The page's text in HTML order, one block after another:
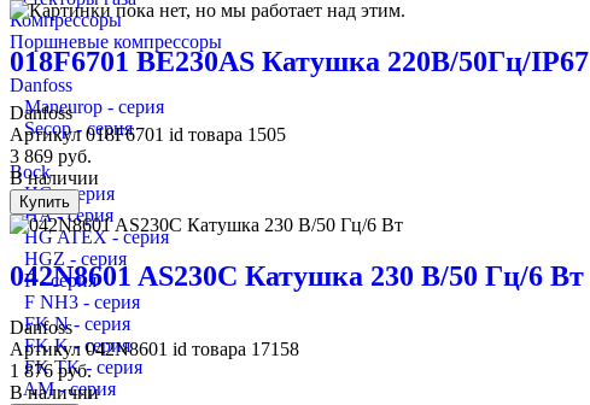
Компрессоры
Поршневые компрессоры
Danfoss
Maneurop - серия
Secop - серия
Bock
HG - серия
HA - серия
HG ATEX - серия
HGZ - серия
F - серия
F NH3 - серия
FK N - серия
FK K - серия
FK TK - серия
AM - серия
018F6701 BE230AS Катушка 220В/50Гц/IP67
Danfoss
Артикул018F6701 id товара 1505
3 869 руб.
В наличии
Купить
042N8601 AS230C Катушка 230 В/50 Гц/6 Вт
Danfoss
Артикул042N8601 id товара 17158
1 876руб.
В наличии